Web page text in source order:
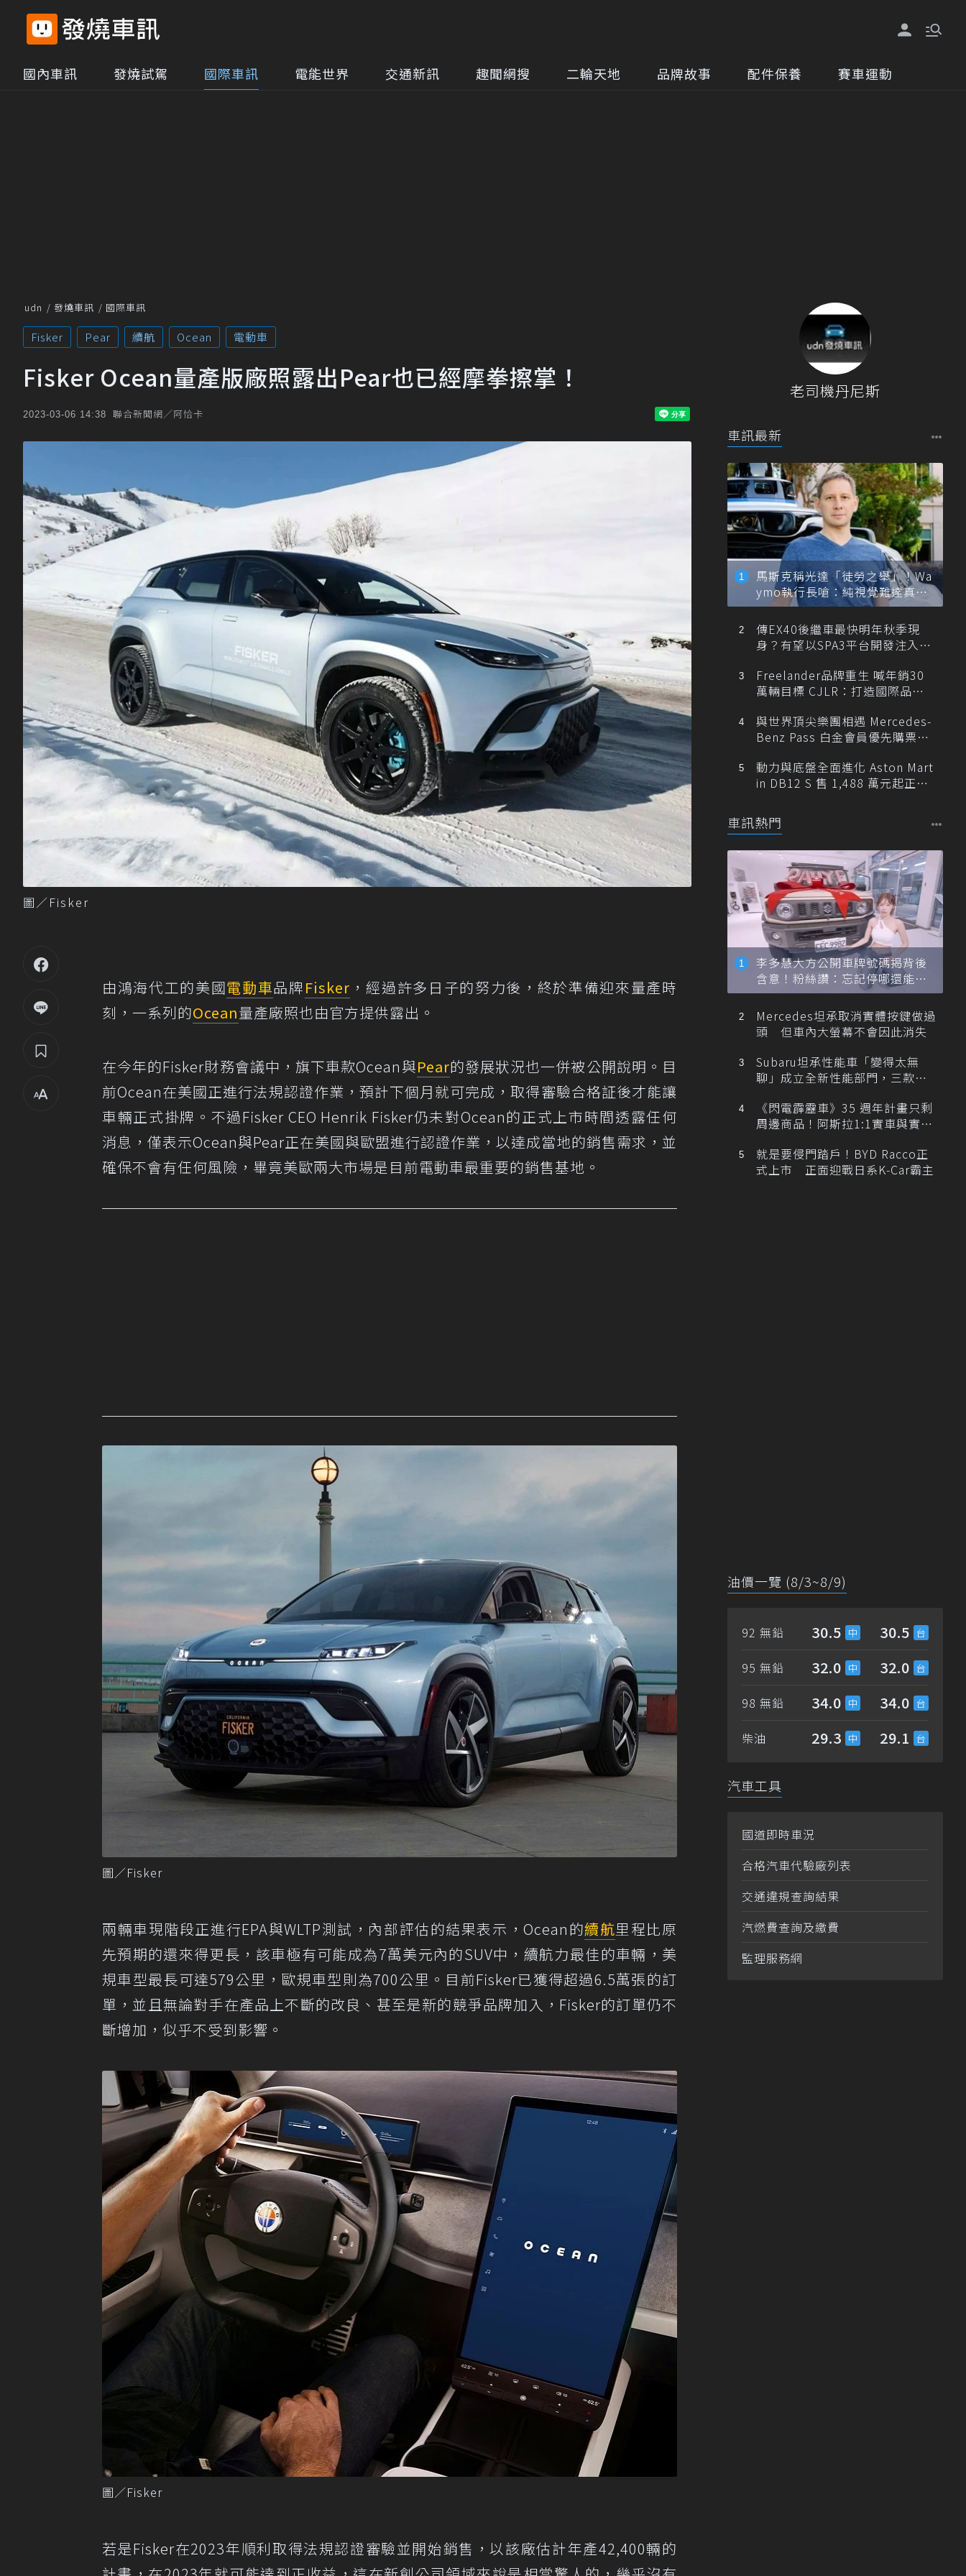
國內車訊 發燒試駕 國際車訊 電能世界 交通新訊 趣聞網搜 二輪天地 品牌故事 配件保養 賽車運動
udn 發燒車訊 國際車訊
Fisker Pear 續航 Ocean 電動車
Fisker Ocean量產版廠照露出Pear也已經摩拳擦掌！
2023-03-06 14:38 聯合新聞網／阿恰卡
圖／Fisker
由鴻海代工的美國電動車品牌Fisker ，經過許多日子的努力後，終於準備迎來量產時
刻，一系列的Ocean量產廠照也由官方提供露出。
在今年的Fisker財務會議中，旗下車款Ocean與Pear的發展狀況也一併被公開說明。目
前Ocean在美國正進行法規認證作業，預計下個月就可完成，取得審驗合格証後才能讓
車輛正式掛牌。不過Fisker CEO Henrik Fisker仍未對Ocean的正式上市時間透露任何
消息，僅表示Ocean與Pear正在美國與歐盟進行認證作業，以達成當地的銷售需求，並
確保不會有任何風險，畢竟美歐兩大市場是目前電動車最重要的銷售基地。
圖／Fisker
兩輛車現階段正進行EPA與WLTP測試，內部評估的結果表示，Ocean的續航里程比原
先預期的還來得更長，該車極有可能成為7萬美元內的SUV中，續航力最佳的車輛，美
規車型最長可達579公里，歐規車型則為700公里。目前Fisker已獲得超過6.5萬張的訂
單，並且無論對手在產品上不斷的改良、甚至是新的競爭品牌加入，Fisker的訂單仍不
斷增加，似乎不受到影響。
圖／Fisker
若是Fisker在2023年順利取得法規認證審驗並開始銷售，以該廠估計年產42,400輛的
老司機丹尼斯
車訊最新
馬斯克稱光達「徒勞之舉」！Wa
ymo執行長嗆：純視覺難達真正
自動駕駛
傳EX40後繼車最快明年秋季現
身？有望以SPA3平台開發注入80
Freelander品牌重生 喊年銷30
萬輛目標 CJLR：打造國際品牌
與世界頂尖樂團相遇 Mercedes-
Benz Pass 白金會員優先購票維
動力與底盤全面進化 Aston Mart
in DB12 S 售 1,488 萬元起正式
車訊熱門
李多慧大方公開車牌號碼揭背後
含意！粉絲讚：忘記停哪還能幫
忙找車
Mercedes坦承取消實體按鍵做過
頭 但車內大螢幕不會因此消失
Subaru坦承性能車「變得太無
聊」成立全新性能部門，三款手
《閃電霹靂車》35 週年計畫只剩
周邊商品！阿斯拉1:1實車與實體
就是要侵門踏戶！BYD Racco正
式上市 正面迎戰日系K-Car霸主
油價一覽 (8/3~8/9)
92 無鉛 30.5 30.5
95 無鉛 32.0 32.0
98 無鉛 34.0 34.0
柴油 29.3 29.1
汽車工具
國道即時車況
合格汽車代驗廠列表
交通違規查詢結果
汽燃費查詢及繳費
監理服務網